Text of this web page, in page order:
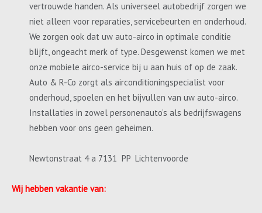
vertrouwde handen. Als universeel autobedrijf zorgen we
niet alleen voor reparaties, servicebeurten en onderhoud.
We zorgen ook dat uw auto-airco in optimale conditie
blijft, ongeacht merk of type. Desgewenst komen we met
onze mobiele airco-service bij u aan huis of op de zaak.
Auto & R-Co zorgt als airconditioningspecialist voor
onderhoud, spoelen en het bijvullen van uw auto-airco.
Installaties in zowel personenauto’s als bedrijfswagens
hebben voor ons geen geheimen.
Newtonstraat 4 a 7131 PP Lichtenvoorde
Wij hebben vakantie van: